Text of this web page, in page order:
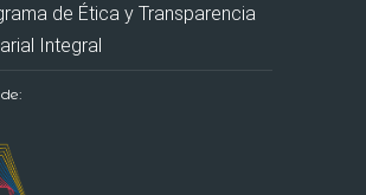
de Ética y Transparencia
Integral